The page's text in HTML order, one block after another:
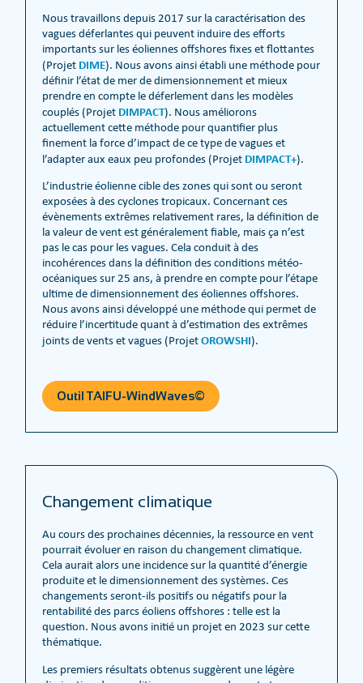
Nous travaillons depuis 2017 sur la caractérisation des
vagues déferlantes qui peuvent induire des efforts
importants sur les éoliennes offshores fixes et flottantes
(Projet DIME). Nous avons ainsi établi une méthode pour
définir l’état de mer de dimensionnement et mieux
prendre en compte le déferlement dans les modèles
couplés (Projet DIMPACT). Nous améliorons
actuellement cette méthode pour quantifier plus
finement la force d’impact de ce type de vagues et
l’adapter aux eaux peu profondes (Projet DIMPACT+).
L’industrie éolienne cible des zones qui sont ou seront
exposées à des cyclones tropicaux. Concernant ces
évènements extrêmes relativement rares, la définition de
la valeur de vent est généralement fiable, mais ça n’est
pas le cas pour les vagues. Cela conduit à des
incohérences dans la définition des conditions météo-
océaniques sur 25 ans, à prendre en compte pour l’étape
ultime de dimensionnement des éoliennes offshores.
Nous avons ainsi développé une méthode qui permet de
réduire l’incertitude quant à d’estimation des extrêmes
joints de vents et vagues (ProjetOROWSHI).
Outil TAIFU-WindWaves©
Changement climatique
Au cours des prochaines décennies, la ressource en vent
pourrait évoluer en raison du changement climatique.
Cela aurait alors une incidence sur la quantité d’énergie
produite et le dimensionnement des systèmes. Ces
changements seront-ils positifs ou négatifs pour la
rentabilité des parcs éoliens offshores : telle est la
question. Nous avons initié un projet en 2023 sur cette
thématique.
Les premiers résultats obtenus suggèrent une légère